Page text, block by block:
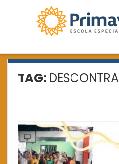
TAG: